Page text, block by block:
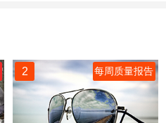
2 每周质量报告